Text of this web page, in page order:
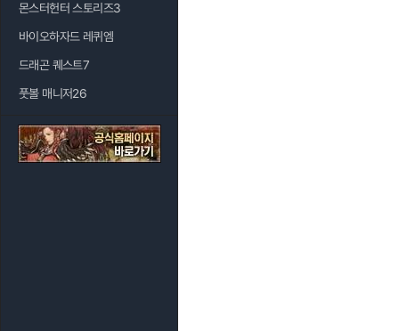
몬스터헌터 스토리즈3
바이오하자드 레퀴엠
드래곤 퀘스트7
풋볼 매니저26